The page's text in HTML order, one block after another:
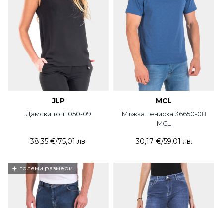
JLP
Дамски топ 1050-09
38,35 €/75,01 лв.
MCL
Мъжка тениска 36650-08
MCL
30,17 €/59,01 лв.
+ големи размери